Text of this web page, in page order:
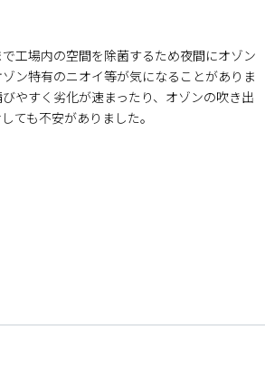
工場内の空間を除菌するため夜間にオゾン
ン特有のニオイ等が気になることがありま
やすく劣化が速まったり、オゾンの吹き出
ても不安がありました。